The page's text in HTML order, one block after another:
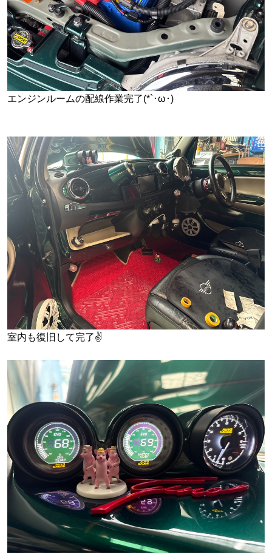
エンジンルームの配線作業完了(*`･ω･)ゞ
室内も復旧して完了✌️